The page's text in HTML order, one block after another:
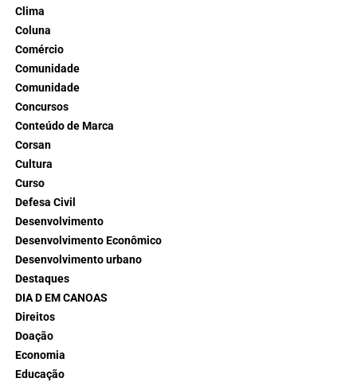
Clima
Coluna
Comércio
Comunidade
Comunidade
Concursos
Conteúdo de Marca
Corsan
Cultura
Curso
Defesa Civil
Desenvolvimento
Desenvolvimento Econômico
Desenvolvimento urbano
Destaques
DIA D EM CANOAS
Direitos
Doação
Economia
Educação